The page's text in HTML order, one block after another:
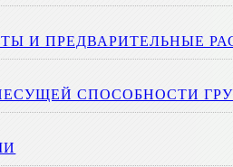
И ПРЕДВАРИТЕЛЬНЫЕ
СПОСОБНОСТИ